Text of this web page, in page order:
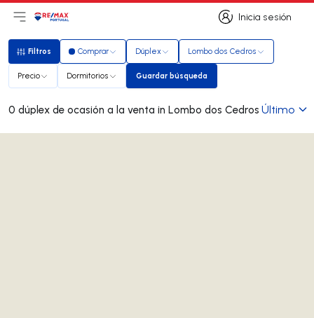
Inicia sesión
Inicia sesión
Abrir el menú principal
Logotipo
Filtros
Filtros Comprar Dúplex Lombo dos Cedros
Precio Dormitorios Guardar búsqueda
Guardar búsqueda
0 dúplex de ocasión a la venta in Lombo dos Cedros Último